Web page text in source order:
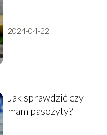
2024-04-22
Jak sprawdzić czy
mam pasożyty?